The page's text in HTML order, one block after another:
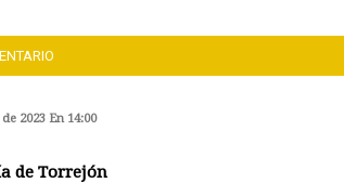
2023 En 14:00
de Torrejón